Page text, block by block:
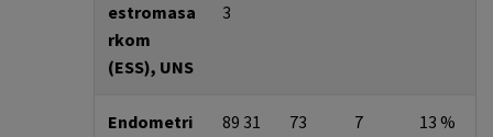
estromasa
rkom
(ESS), UNS
3
Endometri
89 31
73 7 13 %